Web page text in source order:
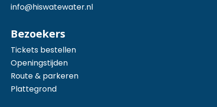
info@hiswatewater.nl
Bezoekers
Tickets bestellen
Openingstijden
Route & parkeren
Plattegrond